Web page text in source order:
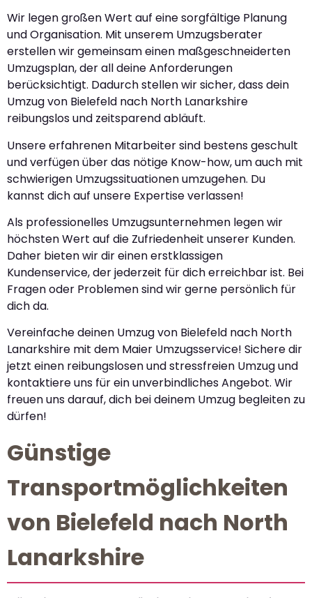
Wir legen großen Wert auf eine sorgfältige Planung
und Organisation. Mit unserem Umzugsberater
erstellen wir gemeinsam einen maßgeschneiderten
Umzugsplan, der all deine Anforderungen
berücksichtigt. Dadurch stellen wir sicher, dass dein
Umzug von Bielefeld nach North Lanarkshire
reibungslos und zeitsparend abläuft.
Unsere erfahrenen Mitarbeiter sind bestens geschult
und verfügen über das nötige Know-how, um auch mit
schwierigen Umzugssituationen umzugehen. Du
kannst dich auf unsere Expertise verlassen!
Als professionelles Umzugsunternehmen legen wir
höchsten Wert auf die Zufriedenheit unserer Kunden.
Daher bieten wir dir einen erstklassigen
Kundenservice, der jederzeit für dich erreichbar ist. Bei
Fragen oder Problemen sind wir gerne persönlich für
dich da.
Vereinfache deinen Umzug von Bielefeld nach North
Lanarkshire mit dem Maier Umzugsservice! Sichere dir
jetzt einen reibungslosen und stressfreien Umzug und
kontaktiere uns für ein unverbindliches Angebot. Wir
freuen uns darauf, dich bei deinem Umzug begleiten zu
dürfen!
Günstige
Transportmöglichkeiten
von Bielefeld nach North
Lanarkshire